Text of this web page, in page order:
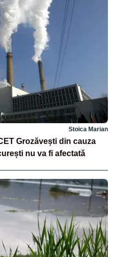
Stoica Marian
Grozăvești din cauza
nu va fi afectată